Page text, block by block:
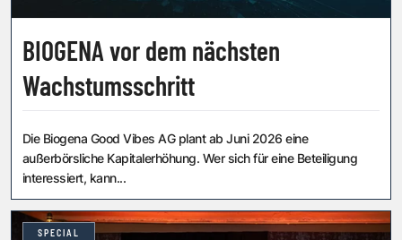
BIOGENA vor dem nächsten
Wachstumsschritt
Die Biogena Good Vibes AG plant ab Juni 2026 eine
außerbörsliche Kapitalerhöhung. Wer sich für eine Beteiligung
interessiert, kann...
SPECIAL